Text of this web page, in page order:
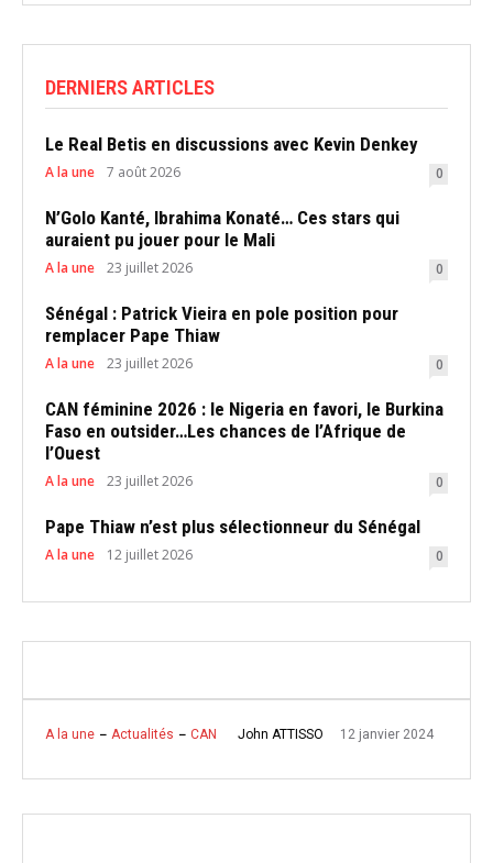
DERNIERS ARTICLES
Le Real Betis en discussions avec Kevin Denkey
A la une 7 août 2026 0
N’Golo Kanté, Ibrahima Konaté… Ces stars qui
auraient pu jouer pour le Mali
A la une 23 juillet 2026 0
Sénégal : Patrick Vieira en pole position pour
remplacer Pape Thiaw
A la une 23 juillet 2026 0
CAN féminine 2026 : le Nigeria en favori, le Burkina
Faso en outsider…Les chances de l’Afrique de
l’Ouest
A la une 23 juillet 2026 0
Pape Thiaw n’est plus sélectionneur du Sénégal
A la une 12 juillet 2026 0
A la une Actualités CAN John ATTISSO 12 janvier 2024